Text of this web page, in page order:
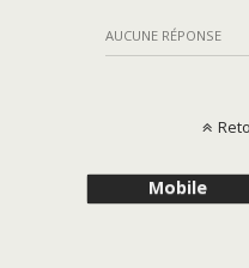
AUCUNE RÉPONSE
Mobile